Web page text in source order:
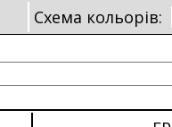
Схема кольорів: